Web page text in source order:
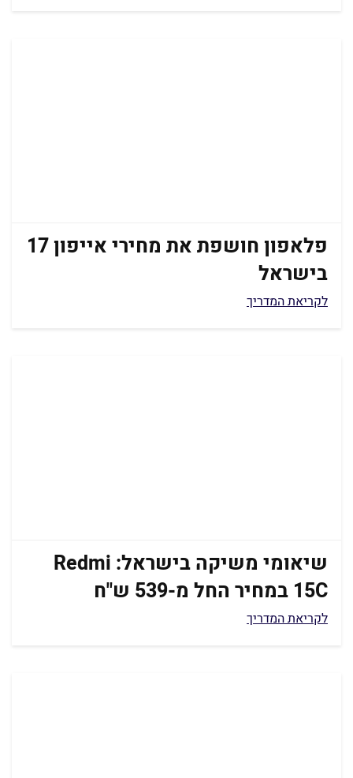
פלאפון חושפת את מחירי אייפון 17
בישראל
לקריאת המדריך
שיאומי משיקה בישראל: Redmi
15C במחיר החל מ-539 ש"ח
לקריאת המדריך